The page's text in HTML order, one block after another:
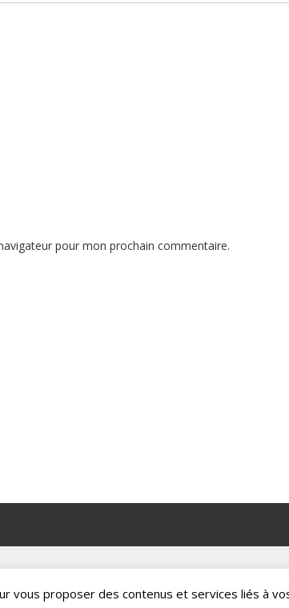
pour mon prochain commentaire.
vous proposer des contenus et services liés à